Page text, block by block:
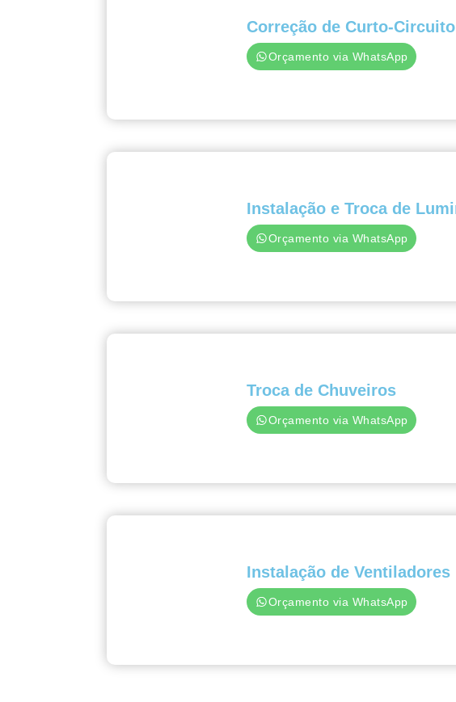
Correção de Curto-Circuito
Orçamento via WhatsApp
Instalação e Troca de
Orçamento via WhatsApp
Troca de Chuveiros
Orçamento via WhatsApp
Instalação de Ventiladores
Orçamento via WhatsApp